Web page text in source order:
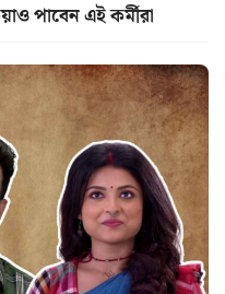
পাবেন এই কর্মীরা